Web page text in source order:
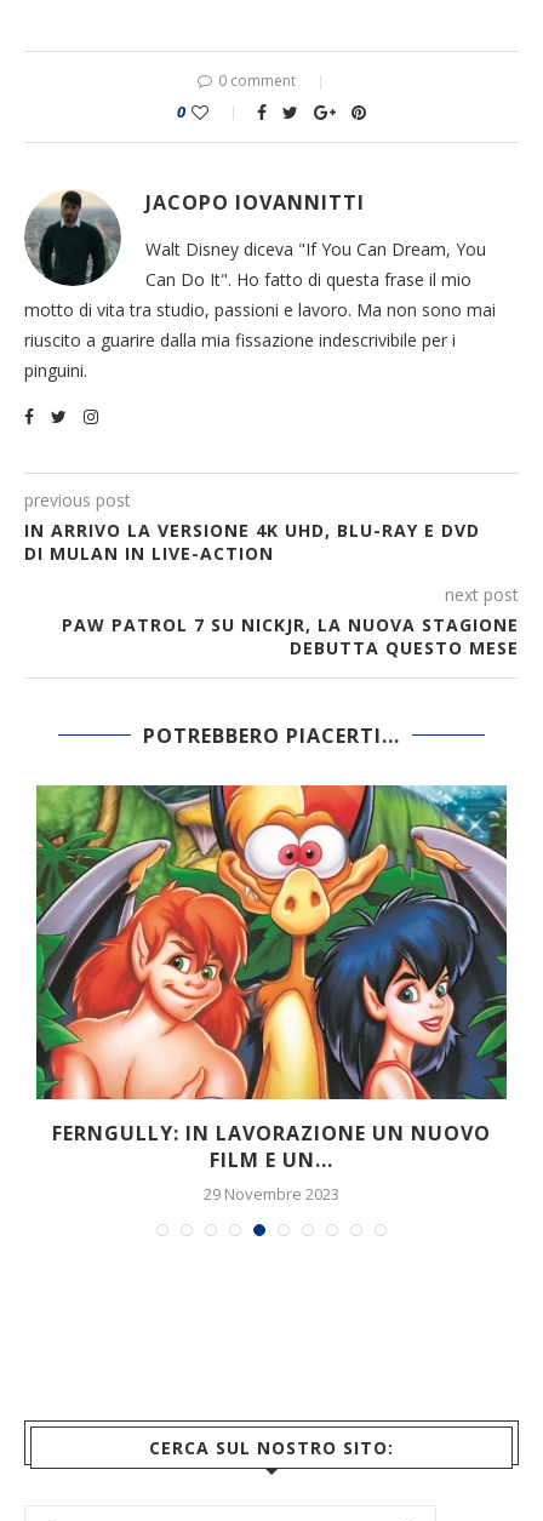
0 comment
0
JACOPO IOVANNITTI
Walt Disney diceva "If You Can Dream, You
Can Do It". Ho fatto di questa frase il mio
motto di vita tra studio, passioni e lavoro. Ma non sono mai
riuscito a guarire dalla mia fissazione indescrivibile per i
pinguini.
previous post
IN ARRIVO LA VERSIONE 4K UHD, BLU-RAY E DVD
DI MULAN IN LIVE-ACTION
next post
PAW PATROL 7 SU NICKJR, LA NUOVA STAGIONE
DEBUTTA QUESTO MESE
POTREBBERO PIACERTI...
FERNGULLY: IN LAVORAZIONE UN NUOVO
FILM E UN...
29 Novembre 2023
CERCA SUL NOSTRO SITO: